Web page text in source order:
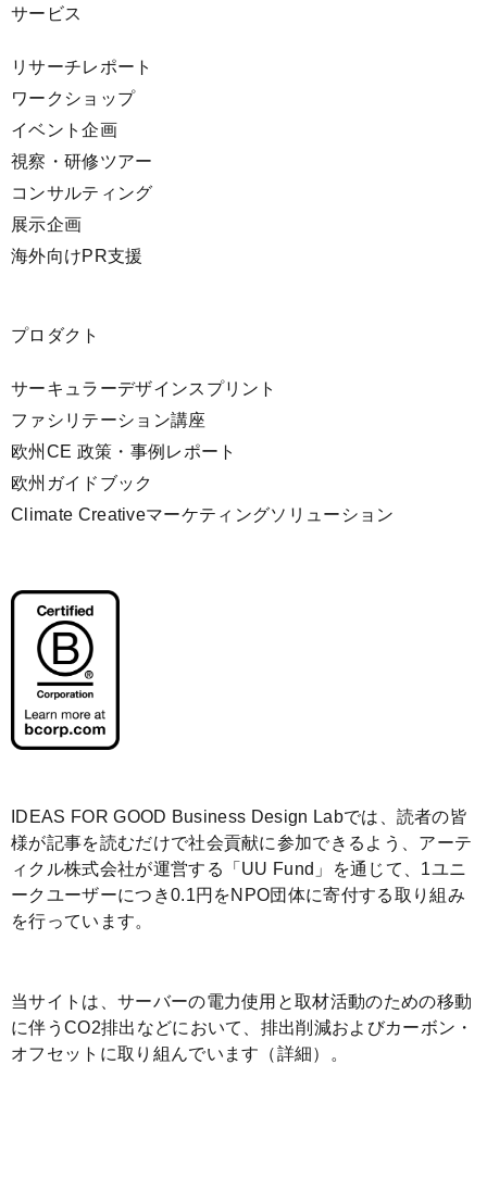
サービス
リサーチレポート
ワークショップ
イベント企画
視察・研修ツアー
コンサルティング
展示企画
海外向けPR支援
プロダクト
サーキュラーデザインスプリント
ファシリテーション講座
欧州CE 政策・事例レポート
欧州ガイドブック
Climate Creativeマーケティングソリューション
IDEAS FOR GOOD Business Design Labでは、読者の皆
様が記事を読むだけで社会貢献に参加できるよう、アーテ
ィクル株式会社が運営する「 UU Fund 」を通じて、1ユニ
ークユーザーにつき0.1円をNPO団体に寄付する取り組み
を行っています。
当サイトは、サーバーの電力使用と取材活動のための移動
に伴うCO2排出などにおいて、排出削減およびカーボン・
オフセットに取り組んでいます（詳細）。